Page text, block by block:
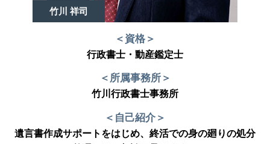
竹川 祥司
＜資格＞
行政書士・動産鑑定士
＜所属事務所＞
竹川行政書士事務所
＜自己紹介＞
遺言書作成サポートをはじめ、終活での身の廻りの処分